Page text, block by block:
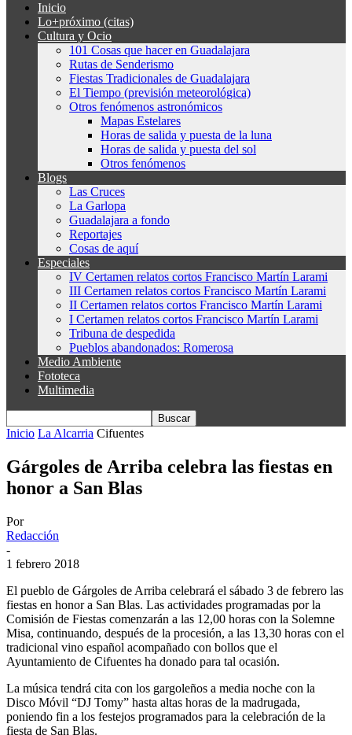
Inicio
Lo+próximo (citas)
Cultura y Ocio
101 Cosas que hacer en Guadalajara
Rutas de Senderismo
Fiestas Tradicionales de Guadalajara
El Tiempo (previsión meteorológica)
Otros fenómenos astronómicos
Mapas Estelares
Horas de salida y puesta de la luna
Horas de salida y puesta del sol
Otros fenómenos
Blogs
Las Cruces
La Garlopa
Guadalajara a fondo
Reportajes
Cosas de aquí
Especiales
IV Certamen relatos cortos Francisco Martín Larami
III Certamen relatos cortos Francisco Martín Larami
II Certamen relatos cortos Francisco Martín Larami
I Certamen relatos cortos Francisco Martín Larami
Tribuna de despedida
Pueblos abandonados: Romerosa
Medio Ambiente
Fototeca
Multimedia
Inicio La Alcarria Cifuentes
Gárgoles de Arriba celebra las fiestas en
honor a San Blas
Por
Redacción
-
1 febrero 2018
El pueblo de Gárgoles de Arriba celebrará el sábado 3 de febrero las
fiestas en honor a San Blas. Las actividades programadas por la
Comisión de Fiestas comenzarán a las 12,00 horas con la Solemne
Misa, continuando, después de la procesión, a las 13,30 horas con el
tradicional vino español acompañado con bollos que el
Ayuntamiento de Cifuentes ha donado para tal ocasión.
La música tendrá cita con los gargoleños a media noche con la
Disco Móvil “DJ Tomy” hasta altas horas de la madrugada,
poniendo fin a los festejos programados para la celebración de la
fiesta de San Blas.